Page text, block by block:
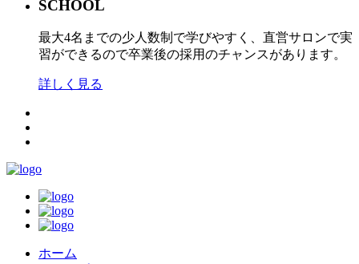
SCHOOL
最大4名までの少人数制で学びやすく、直営サロンで実
習ができるので卒業後の採用のチャンスがあります。
詳しく見る
ホーム